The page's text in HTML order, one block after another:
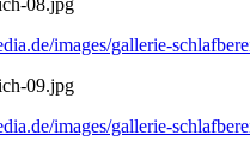
08.jpg
images/gallerie-
09.jpg
images/gallerie-